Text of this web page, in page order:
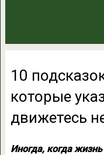
10
которые
движетесь
Иногда, когда